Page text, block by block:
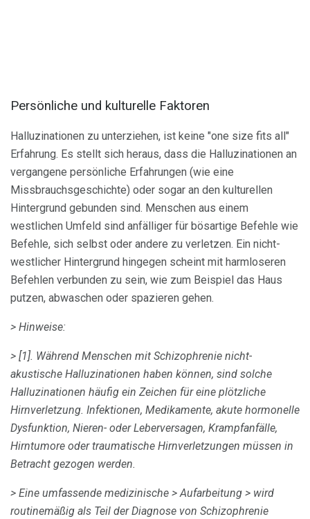
Persönliche und kulturelle Faktoren
Halluzinationen zu unterziehen, ist keine "one size fits all"
Erfahrung. Es stellt sich heraus, dass die Halluzinationen an
vergangene persönliche Erfahrungen (wie eine
Missbrauchsgeschichte) oder sogar an den kulturellen
Hintergrund gebunden sind. Menschen aus einem
westlichen Umfeld sind anfälliger für bösartige Befehle wie
Befehle, sich selbst oder andere zu verletzen. Ein nicht-
westlicher Hintergrund hingegen scheint mit harmloseren
Befehlen verbunden zu sein, wie zum Beispiel das Haus
putzen, abwaschen oder spazieren gehen.
> Hinweise:
> [1]. Während Menschen mit Schizophrenie nicht-
akustische Halluzinationen haben können, sind solche
Halluzinationen häufig ein Zeichen für eine plötzliche
Hirnverletzung. Infektionen, Medikamente, akute hormonelle
Dysfunktion, Nieren- oder Leberversagen, Krampfanfälle,
Hirntumore oder traumatische Hirnverletzungen müssen in
Betracht gezogen werden.
> Eine umfassende medizinische > Aufarbeitung > wird
routinemäßig als Teil der Diagnose von Schizophrenie